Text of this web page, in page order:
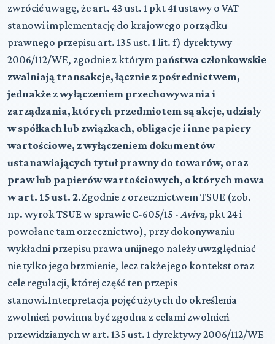
zwrócić uwagę, że art. 43 ust. 1 pkt 41 ustawy o VAT
stanowi implementację do krajowego porządku
prawnego przepisu art. 135 ust. 1 lit. f) dyrektywy
2006/112/WE, zgodnie z którym państwa członkowskie
zwalniają transakcje, łącznie z pośrednictwem,
jednakże z wyłączeniem przechowywania i
zarządzania, których przedmiotem są akcje, udziały
w spółkach lub związkach, obligacje i inne papiery
wartościowe, z wyłączeniem dokumentów
ustanawiających tytuł prawny do towarów, oraz
praw lub papierów wartościowych, o których mowa
w art. 15 ust. 2.Zgodnie z orzecznictwem TSUE (zob.
np. wyrok TSUE w sprawie C-605/15 - Aviva, pkt 24 i
powołane tam orzecznictwo), przy dokonywaniu
wykładni przepisu prawa unijnego należy uwzględniać
nie tylko jego brzmienie, lecz także jego kontekst oraz
cele regulacji, której część ten przepis
stanowi.Interpretacja pojęć użytych do określenia
zwolnień powinna być zgodna z celami zwolnień
przewidzianych w art. 135 ust. 1 dyrektywy 2006/112/WE